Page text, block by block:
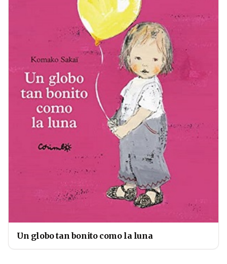
Un globo tan bonito como la luna